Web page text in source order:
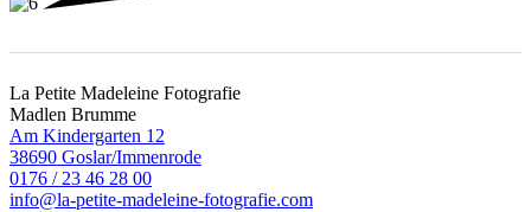
La Petite Madeleine Fotografie
Madlen Brumme
Am Kindergarten 12
38690 Goslar/Immenrode
0176 / 23 46 28 00
info@la-petite-madeleine-fotografie.com